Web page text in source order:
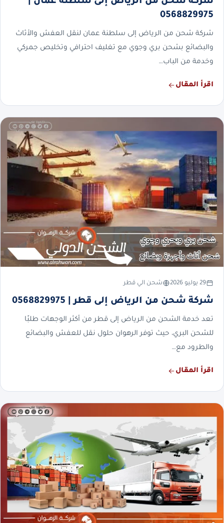
0568829975
شركة شحن من الرياض إلى سلطنة عمان لنقل العفش والأثاث
والبضائع بشحن بري وجوي مع تغليف احترافي وتخليص جمركي
وخدمة من الباب…
اقرأ المقال
29 يوليو 2026 شحن الي قطر
شركة شحن من الرياض إلى قطر | 0568829975
تعد خدمة الشحن من الرياض إلى قطر من أكثر الوجهات طلبًا
للشحن البري، حيث توفر الرهوان حلول نقل للعفش والبضائع
والطرود مع…
اقرأ المقال